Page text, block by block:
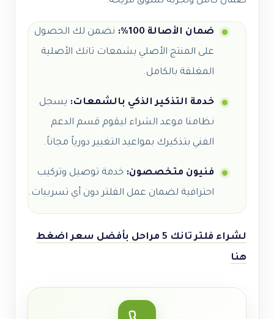
ضمان الأصالة 100%:
نضمن لك الحصول
على المنتج الأصلي بشمعات تانك الأصلية
المغلفة بالكامل.
خدمة التذكير الذكي بالشمعات: يسجل
نظامنا موعد الشراء ليقوم قسم الدعم
الفني بتذكيرك بمواعيد التغيير دورياً مجاناً.
فنيون متخصصون: خدمة توصيل وتركيب
احترافية لضمان عمل الفلتر دون أي تسريبات.
لشراء فلتر تانك 5 مراحل بأفضل سعر اضغط
هنا